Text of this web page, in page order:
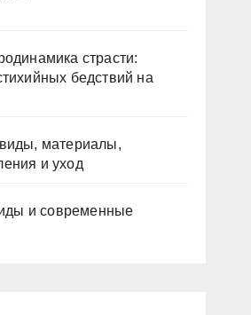
страсти:
бедствий на
материалы,
и уход
и современные